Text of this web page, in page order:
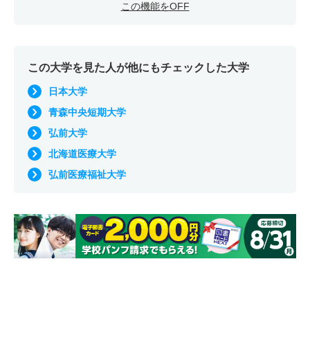
この機能をOFF
この大学を見た人が他にもチェックした大学
日本大学
青森中央短期大学
弘前大学
北海道医療大学
弘前医療福祉大学